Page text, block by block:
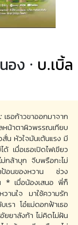
อง · บ.เบิ้ล
เธอก้าวขาออกมาจาก
น้าตาผิวพรรณเทียบ
น หัวใจมันเต้นแรง มี
เมื่อเธอเปิดไฟเขียว
ม่กล้าบุก จีบพรือกะไม่
อนของหวาน ช่วง
* เมื่อน้องเสนอ พี่ก็
านใจ มาใช้ความรัก
รา โอ๋แม่ดอกฟ้าเธอ
ยยาลังก้า ไม่คิดไม่ฝัน